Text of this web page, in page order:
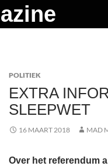
POLITIEK
EXTRA
SLEEPWET
16 MAART 2018 MAD
Over het referendum